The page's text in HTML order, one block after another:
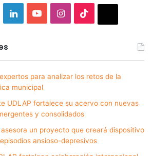
LinkedInYouTubeInstagram
para analizar los retos de la
municipal
UDLAP fortalece su acervo con nuevas
y consolidados
un proyecto que creará dispositivo
ansioso-depresivos